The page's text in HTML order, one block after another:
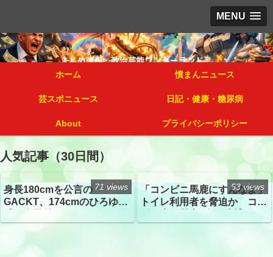
MENU
ホーム 憤まんニュース
芸スポニュース 日記・健康・糖尿病
About プライバシーポリシー
人気記事（30日間）
身長180cmを公言の
GACKT、174cmのひろゆき
トざわつき イベントでの写
71 views
「コンビニ馬鹿にすんなよ」
トイレ利用者を脅迫か コン
53 views